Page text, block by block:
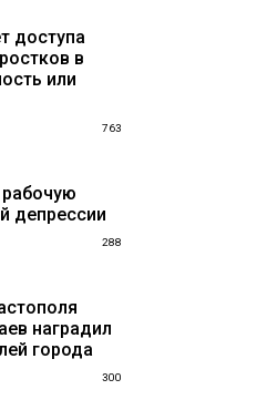
доступа
в
или
763
депрессии
288
наградил
города
300